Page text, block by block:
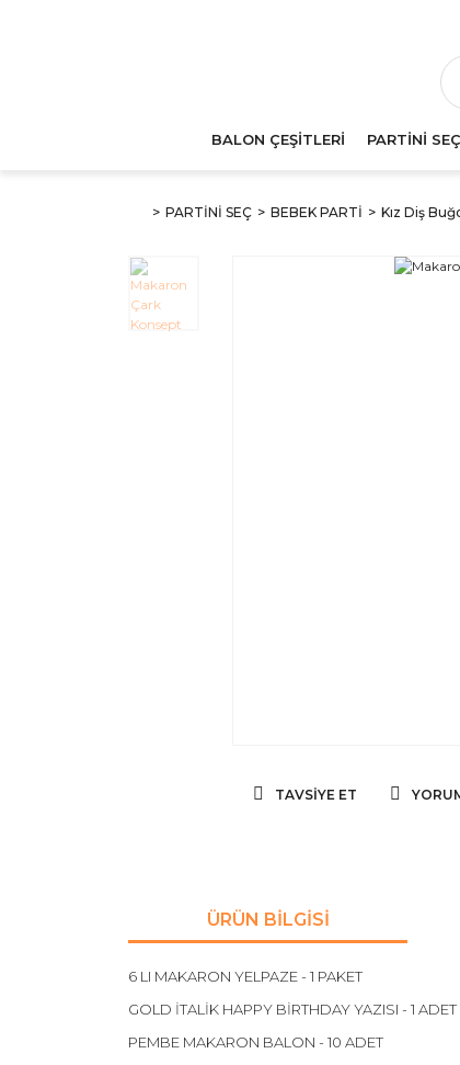
BALON ÇEŞİTLERİ PARTİNİ SEÇ
PARTİNİ SEÇ BEBEK PARTİ Kız Diş
TAVSIYE ET
ÜRÜN BILGISI
6 LI MAKARON YELPAZE - 1 PAKET
GOLD İTALİK HAPPY BİRTHDAY YAZISI - 1 ADET
PEMBE MAKARON BALON - 10 ADET